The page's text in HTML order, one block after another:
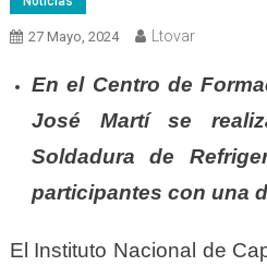
27 Mayo, 2024 Ltovar
En el Centro de
José Martí se
Soldadura de
participantes con una
El Instituto Nacional de